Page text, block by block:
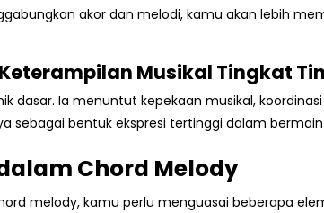
akor dan melodi, kamu akan lebih
Musikal Tingkat
dasar. Ia menuntut kepekaan musikal,
sebagai bentuk ekspresi tertinggi dalam bermain
Chord Melody
melody, kamu perlu menguasai beberapa